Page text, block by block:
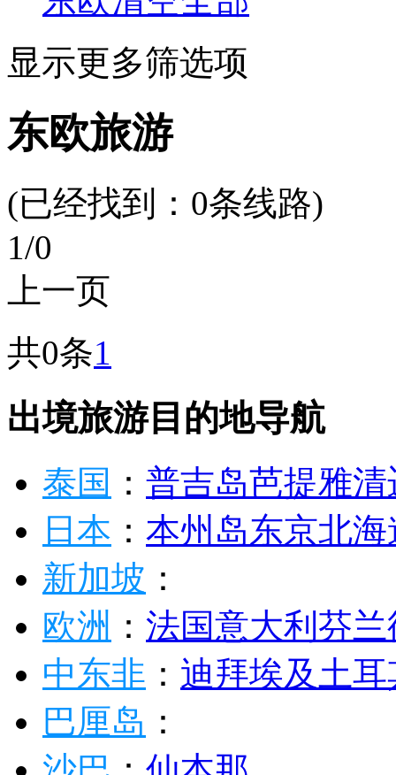
显示更多筛选项
东欧旅游
(已经找到： 0条线路)
1/0
上一页
共0条1
出境旅游目的地导航
泰国 ： 普吉岛芭提雅清
日本 ： 本州岛东京北海
新加坡 ：
欧洲 ： 法国意大利 芬兰
中东非 ： 迪拜埃及 土耳
巴厘岛 ：